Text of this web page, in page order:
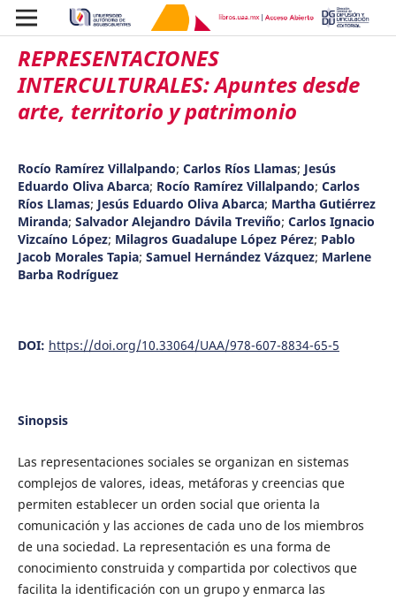
REPRESENTACIONES
INTERCULTURALES: Apuntes desde
arte, territorio y patrimonio
Rocío Ramírez Villalpando; Carlos Ríos Llamas; Jesús
Eduardo Oliva Abarca; Rocío Ramírez Villalpando; Carlos
Ríos Llamas; Jesús Eduardo Oliva Abarca; Martha Gutiérrez
Miranda; Salvador Alejandro Dávila Treviño; Carlos Ignacio
Vizcaíno López; Milagros Guadalupe López Pérez; Pablo
Jacob Morales Tapia; Samuel Hernández Vázquez; Marlene
Barba Rodríguez
DOI: https://doi.org/10.33064/UAA/978-607-8834-65-5
Sinopsis
Las representaciones sociales se organizan en sistemas
complejos de valores, ideas, metáforas y creencias que
permiten establecer un orden social que orienta la
comunicación y las acciones de cada uno de los miembros
de una sociedad. La representación es una forma de
conocimiento construida y compartida por colectivos que
facilita la identificación con un grupo y enmarca las